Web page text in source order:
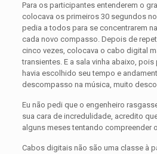
Para os participantes entenderem o
colocava os primeiros 30 segundos
pedia a todos para se concentrarem
cada novo compasso. Depois de
cinco vezes, colocava o cabo digital
transientes. E a sala vinha abaixo,
havia escolhido seu tempo e
descompasso na música, muito
Eu não pedi que o engenheiro
sua cara de incredulidade, acredito
alguns meses tentando compreender
Cabos digitais não são uma classe à